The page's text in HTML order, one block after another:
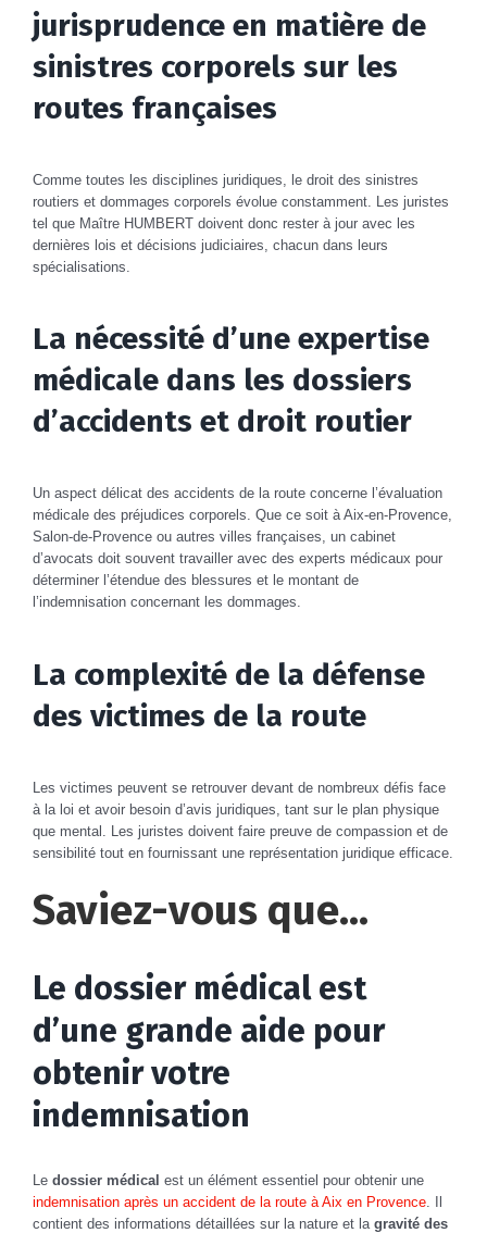
jurisprudence en matière de
sinistres corporels sur les
routes françaises
Comme toutes les disciplines juridiques, le droit des sinistres
routiers et dommages corporels évolue constamment. Les juristes
tel que Maître HUMBERT doivent donc rester à jour avec les
dernières lois et décisions judiciaires, chacun dans leurs
spécialisations.
La nécessité d’une expertise
médicale dans les dossiers
d’accidents et droit routier
Un aspect délicat des accidents de la route concerne l’évaluation
médicale des préjudices corporels. Que ce soit à Aix-en-Provence,
Salon-de-Provence ou autres villes françaises, un cabinet
d’avocats doit souvent travailler avec des experts médicaux pour
déterminer l’étendue des blessures et le montant de
l’indemnisation concernant les dommages.
La complexité de la défense
des victimes de la route
Les victimes peuvent se retrouver devant de nombreux défis face
à la loi et avoir besoin d’avis juridiques, tant sur le plan physique
que mental. Les juristes doivent faire preuve de compassion et de
sensibilité tout en fournissant une représentation juridique efficace.
Saviez-vous que…
Le dossier médical est
d’une grande aide pour
obtenir votre
indemnisation
Le dossier médical est un élément essentiel pour obtenir une
indemnisation après un accident de la route à Aix en Provence
contient des informations détaillées sur la nature et la gravité des